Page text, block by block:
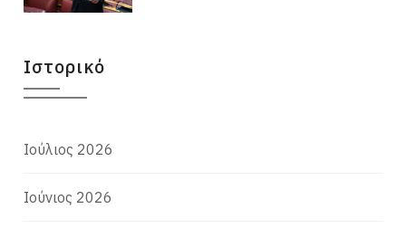
Ιστορικό
Ιούλιος 2026
Ιούνιος 2026